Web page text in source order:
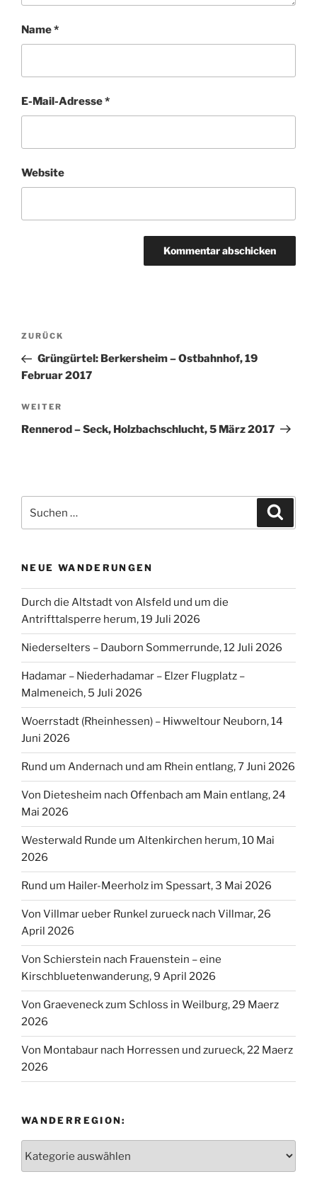
Name*
E-Mail-Adresse*
Website
Beitragsnavigation
Vorheriger
Beitrag
ZURÜCK
Grüngürtel: Berkersheim – Ostbahnhof, 19
Februar 2017
Nächster
Beitrag
WEITER
Rennerod – Seck, Holzbachschlucht, 5 März 2017
nach:
NEUE WANDERUNGEN
Durch die Altstadt von Alsfeld und um die
Antrifttalsperre herum, 19 Juli 2026
Niederselters – Dauborn Sommerrunde, 12 Juli 2026
Hadamar – Niederhadamar – Elzer Flugplatz –
Malmeneich, 5 Juli 2026
Woerrstadt (Rheinhessen) – Hiwweltour Neuborn, 14
Juni 2026
Rund um Andernach und am Rhein entlang, 7 Juni 2026
Von Dietesheim nach Offenbach am Main entlang, 24
Mai 2026
Westerwald Runde um Altenkirchen herum, 10 Mai
2026
Rund um Hailer-Meerholz im Spessart, 3 Mai 2026
Von Villmar ueber Runkel zurueck nach Villmar, 26
April 2026
Von Schierstein nach Frauenstein – eine
Kirschbluetenwanderung, 9 April 2026
Von Graeveneck zum Schloss in Weilburg, 29 Maerz
2026
Von Montabaur nach Horressen und zurueck, 22 Maerz
2026
WANDERREGION: